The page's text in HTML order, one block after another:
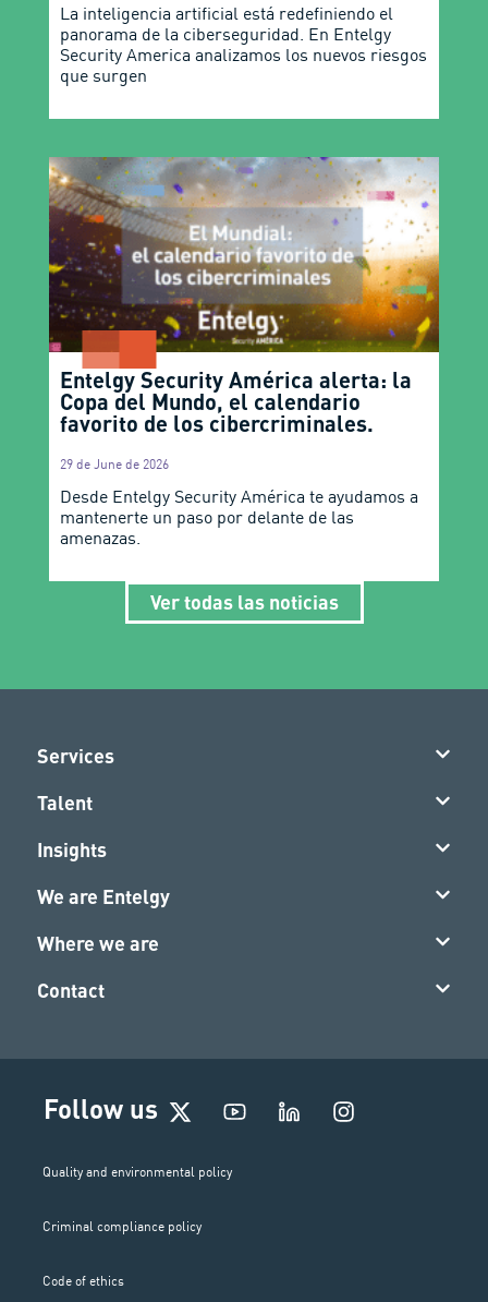
La inteligencia artificial está redefiniendo el
panorama de la ciberseguridad. En Entelgy
Security America analizamos los nuevos riesgos
que surgen
Entelgy Security América alerta: la
Copa del Mundo, el calendario
favorito de los cibercriminales.
29 de June de 2026
Desde Entelgy Security América te ayudamos a
mantenerte un paso por delante de las
amenazas.
Ver todas las noticias
Services
Talent
Insights
We are Entelgy
Where we are
Contact
Follow us
I
n
Quality and environmental policy
Criminal compliance policy
Code of ethics